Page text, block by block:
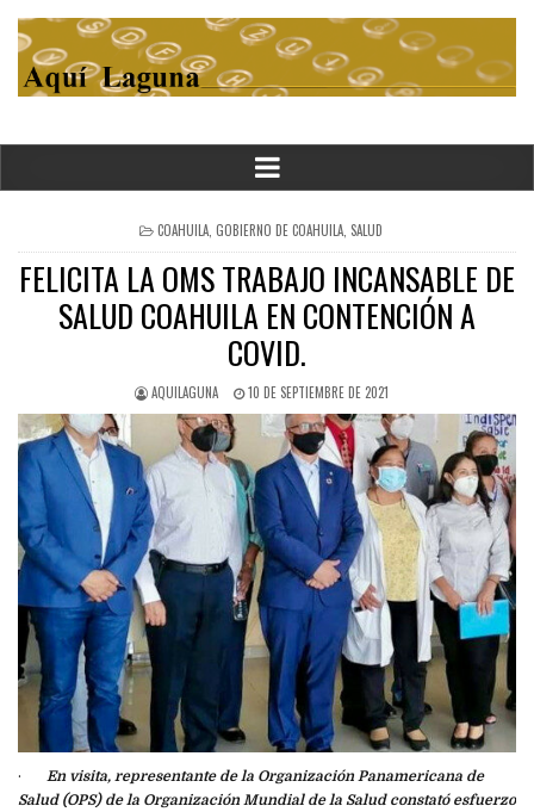
POSTED
IN
COAHUILA GOBIERNO DE COAHUILA SALUD
FELICITA LA OMS TRABAJO INCANSABLE DE
SALUD COAHUILA EN CONTENCIÓN A
COVID.
AQUILAGUNA 10 DE SEPTIEMBRE DE 2021
·
En visita, representante de la Organización Panamericana de
Salud (OPS) de la Organización Mundial de la Salud constató esfuerzo